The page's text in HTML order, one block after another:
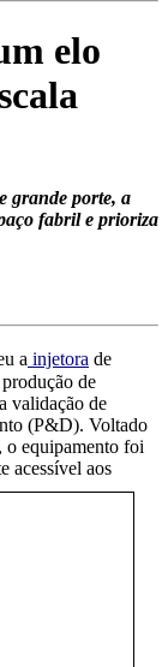
elo
grande porte, a
fabril e prioriza
a injetora de
de
validação de
(P&D). Voltado
o equipamento foi
acessível aos